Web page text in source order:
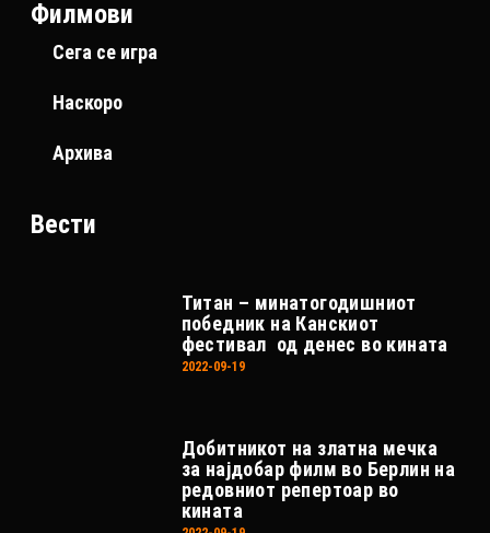
Филмови
Сега се игра
Наскоро
Архива
Вести
Титан – минатогодишниот
победник на Канскиот
фестивал од денес во кината
2022-09-19
Добитникот на златна мечка
за најдобар филм во Берлин на
редовниот репертоар во
кината